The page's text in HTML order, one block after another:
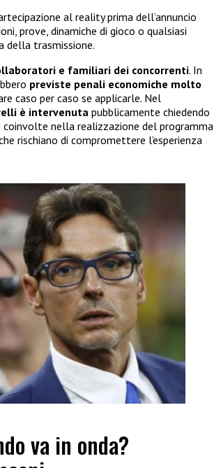
al reality prima dell’annuncio
prove, dinamiche di gioco o qualsiasi
della trasmissione.
e familiari dei concorrenti. In
previste penali economiche molto
caso per caso se applicarle. Nel
è intervenuta pubblicamente chiedendo
nella realizzazione del programma
rischiano di compromettere l’esperienza
va in onda?